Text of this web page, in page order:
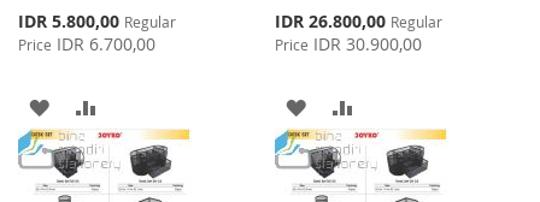
Special
Price
IDR 5.800,00 Regular
Price IDR 6.700,00
ADD
TO
WISH
TO
COMPARE
Special
Price
IDR 26.800,00 Regular
Price IDR 30.900,00
ADD
TO
WISH
TO
COMPARE